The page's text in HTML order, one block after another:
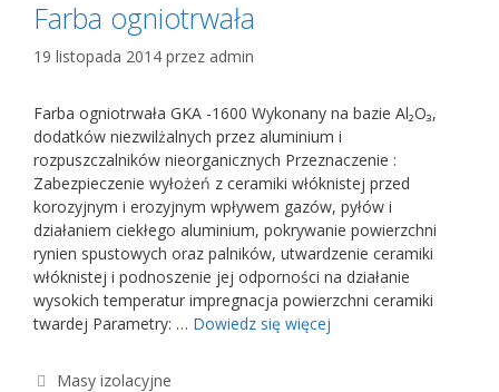
Farba ogniotrwała
19 listopada 2014 przez admin
Farba ogniotrwała GKA -1600 Wykonany na bazie Al₂O₃,
dodatków niezwilżalnych przez aluminium i
rozpuszczalników nieorganicznych Przeznaczenie :
Zabezpieczenie wyłożeń z ceramiki włóknistej przed
korozyjnym i erozyjnym wpływem gazów, pyłów i
działaniem ciekłego aluminium, pokrywanie powierzchni
rynien spustowych oraz palników, utwardzenie ceramiki
włóknistej i podnoszenie jej odporności na działanie
wysokich temperatur impregnacja powierzchni ceramiki
twardej Parametry: … Dowiedz się więcej
Kategorie
Masy izolacyjne